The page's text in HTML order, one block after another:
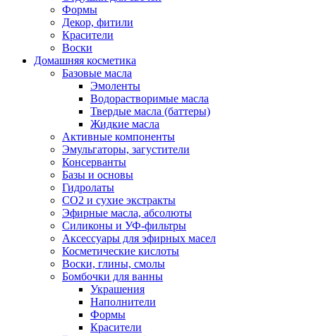
Формы
Декор, фитили
Красители
Воски
Домашняя косметика
Базовые масла
Эмоленты
Водорастворимые масла
Твердые масла (баттеры)
Жидкие масла
Активные компоненты
Эмульгаторы, загустители
Консерванты
Базы и основы
Гидролаты
СО2 и сухие экстракты
Эфирные масла, абсолюты
Силиконы и УФ-фильтры
Аксессуары для эфирных масел
Косметические кислоты
Воски, глины, смолы
Бомбочки для ванны
Украшения
Наполнители
Формы
Красители